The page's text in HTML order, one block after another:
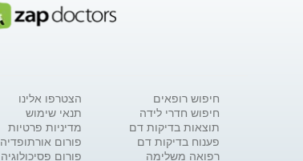
חיפוש רופאים
חיפוש חדרי לידה
תוצאות בדיקות דם
פענוח בדיקות דם
רפואה משלימה
הצטרפו אלינו
תנאי שימוש
מדיניות פרטיות
פורום אורתופדיה
פורום פסיכולוגיה